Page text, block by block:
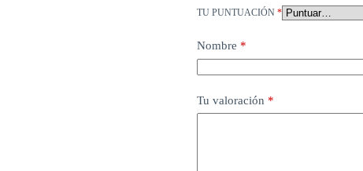
TU PUNTUACIÓN *
Nombre *
Tu valoración *